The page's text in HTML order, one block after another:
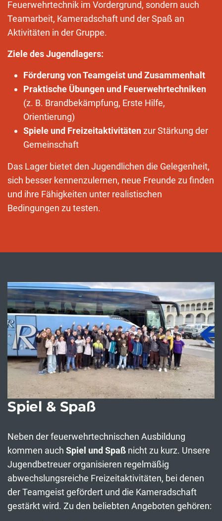
Feuerwehrtechnik im Vordergrund, sondern auch
Teamarbeit, Kameradschaft und der Spaß an
Aktivitäten in der Gruppe.
Ziele des Jugendlagers:
Förderung von Teamgeist und Zusammenhalt
Praktische Übungen und Feuerwehrtechniken
(z. B. Brandbekämpfung, Erste Hilfe,
Orientierung)
Spiele und Freizeitaktivitätenzur Stärkung der
Gemeinschaft
Das Lager bietet den Jugendlichen die Gelegenheit,
sich besser kennenzulernen, neue Freunde zu finden
und ihre Fähigkeiten unter realistischen
Bedingungen zu testen.
Spiel & Spaß
Neben der feuerwehrtechnischen Ausbildung
kommen auch Spiel und Spaß nicht zu kurz. Unsere
Jugendbetreuer organisieren regelmäßig
abwechslungsreiche Freizeitaktivitäten, bei denen
der Teamgeist gefördert und die Kameradschaft
gestärkt wird. Zu den beliebten Angeboten gehören: